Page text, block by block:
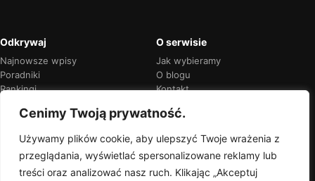
Cenimy Twoją prywatność.
Używamy plików cookie, aby ulepszyć Twoje wrażenia z
przeglądania, wyświetlać spersonalizowane reklamy lub
treści oraz analizować nasz ruch. Klikając „Akceptuj
Odkrywaj
Najnowsze wpisy
Poradniki
Rankingi
O serwisie
Jak wybieramy
O blogu
Kontakt
Przejrzyste rekomendacje